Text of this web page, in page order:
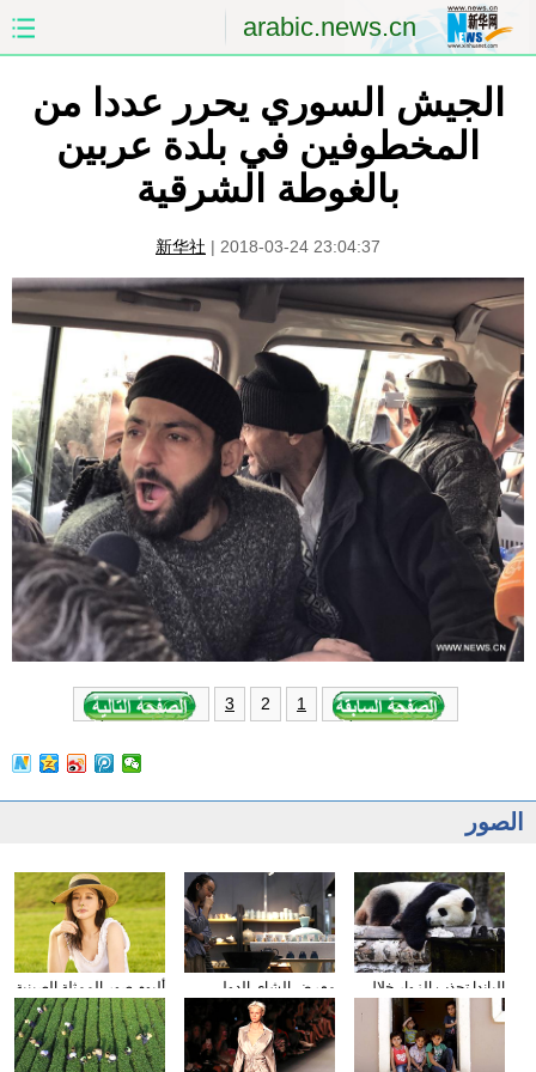
arabic.news.cn
الصفحة الأولى
الشرق الأوسط العالم
الاقتصاد الصين والعالم العربي
الرياضة السياحة والبيئة
مؤتمر صحفى للخارجية الصور
الجيش السوري يحرر عددا من
المخطوفين في بلدة عربين
بالغوطة الشرقية
新华社 | 2018-03-24 23:04:37
1
2
3
الصور
ألبوم صور الممثلة الصينية
شيونغ ناى جين
معرض الشاى الدولى
يقام فى مدينة داليان
الباندا تجذب الزوار خلال
عطلة العيد الوطني
الصيني